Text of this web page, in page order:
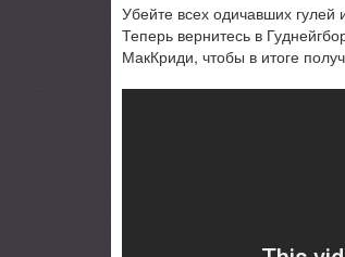
Убейте всех одичавших гулей
Теперь вернитесь в
МакКриди, чтобы в итоге